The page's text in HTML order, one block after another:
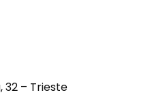
32 – Trieste